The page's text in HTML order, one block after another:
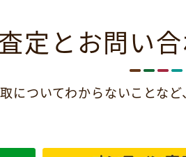
定とお問い
についてわからないことなど、